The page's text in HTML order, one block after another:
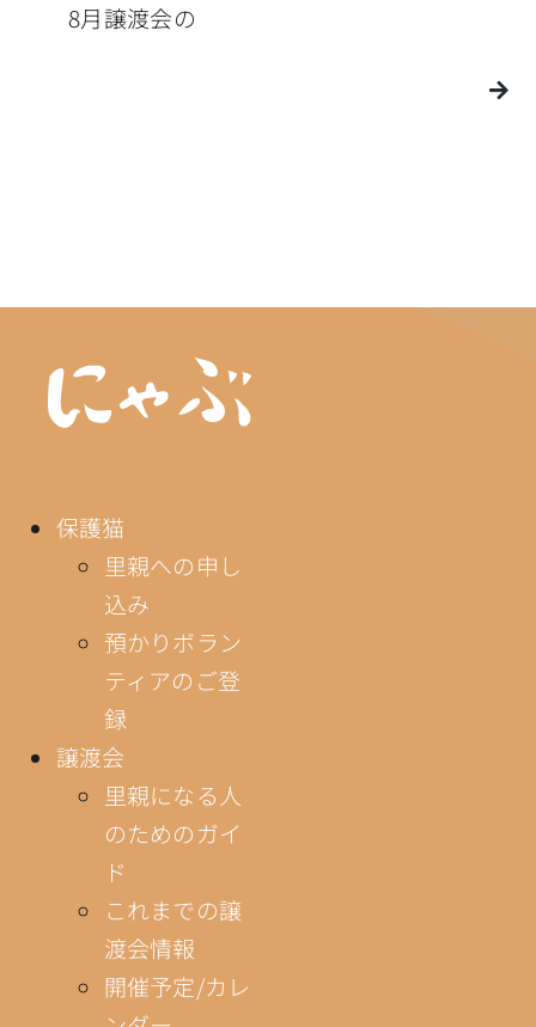
8月譲渡会の
保護猫
里親への申し
込み
預かりボラン
ティアのご登
録
譲渡会
里親になる人
のためのガイ
ド
これまでの譲
渡会情報
開催予定/カレ